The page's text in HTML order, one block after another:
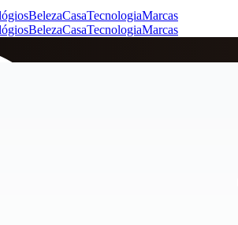
BelezaCasaTecnologiaMarcas
BelezaCasaTecnologiaMarcas